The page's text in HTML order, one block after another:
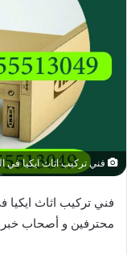
فني تركيب اثاث ايكيا في
محترفين و أصحاب